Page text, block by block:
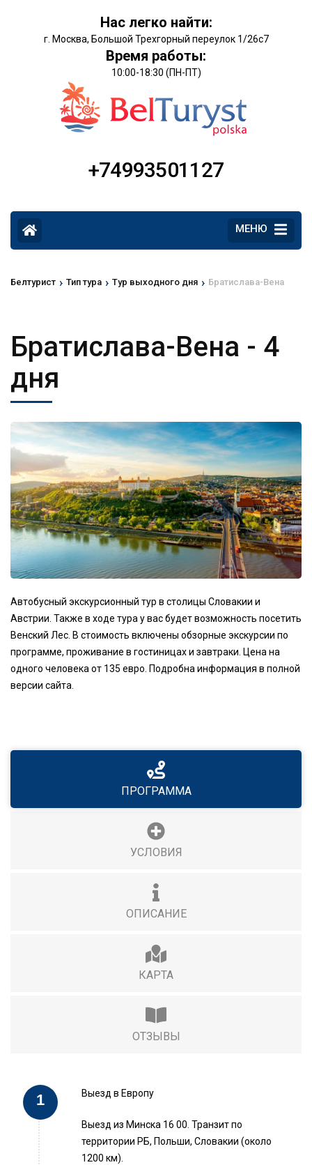
Нас легко найти:
г. Москва, Большой Трехгорный переулок 1/26с7
Время работы:
10:00-18:30 (ПН-ПТ)
+74993501127
МЕНЮ
Белтурист › Тип тура › Тур выходного дня › Братислава-Вена
Братислава-Вена - 4
дня
Автобусный экскурсионный тур в столицы Словакии и
Австрии. Также в ходе тура у вас будет возможность посетить
Венский Лес. В стоимость включены обзорные экскурсии по
программе, проживание в гостиницах и завтраки. Цена на
одного человека от 135 евро. Подробна информация в полной
версии сайта.
ПРОГРАММА
УСЛОВИЯ
ОПИСАНИЕ
КАРТА
ОТЗЫВЫ
Выезд в Европу
Выезд из Минска 16 00. Транзит по
территории РБ, Польши, Словакии (около
1200 км).